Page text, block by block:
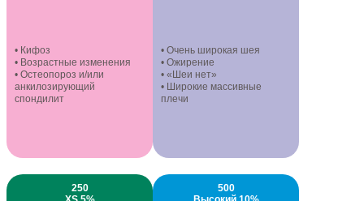
• Кифоз
• Возрастные изменения
• Остеопороз и/или
анкилозирующий
спондилит
• Очень широкая шея
• Ожирение
• «Шеи нет»
• Широкие массивные
плечи
250
500